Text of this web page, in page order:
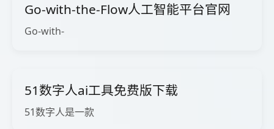
Go-with-the-Flow人工智能平台官网
Go-with-
51数字人ai工具免费版下载
51数字人是一款